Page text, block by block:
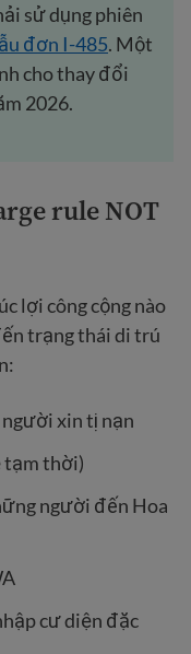
sử dụng phiên
đơn I-485. Một
cho thay đổi
2026.
rule NOT
lợi công cộng nào
trạng thái di trú
xin tị nạn
tạm thời)
người đến Hoa
cư diện đặc